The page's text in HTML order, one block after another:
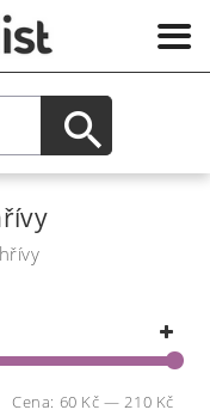
Cena: 60 Kč — 210 Kč